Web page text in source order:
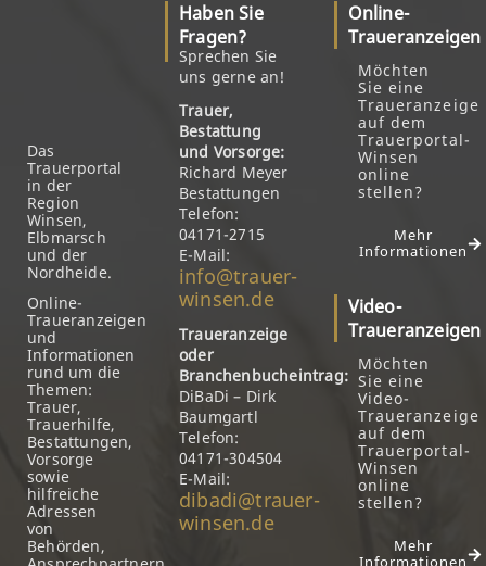
Das
Trauerportal
in der
Region
Winsen,
Elbmarsch
und der
Nordheide.
Online-
Traueranzeigen
und
Informationen
rund um die
Themen:
Trauer,
Trauerhilfe,
Bestattungen,
Vorsorge
sowie
hilfreiche
Adressen
von
Behörden,
Haben Sie
Fragen?
Sprechen Sie
uns gerne an!
Trauer,
Bestattung
und Vorsorge:
Richard Meyer
Bestattungen
Telefon:
04171-2715
E-Mail:
info@trauer-
winsen.de
Traueranzeige
oder
Branchenbucheintrag:
DiBaDi – Dirk
Baumgartl
Telefon:
04171-304504
E-Mail:
dibadi@trauer-
winsen.de
Online-
Traueranzeigen
Möchten
Sie eine
Traueranzeige
auf dem
Trauerportal-
Winsen
online
stellen?
Mehr
Informationen
Video-
Traueranzeigen
Möchten
Sie eine
Video-
Traueranzeige
auf dem
Trauerportal-
Winsen
online
stellen?
Mehr
Informationen